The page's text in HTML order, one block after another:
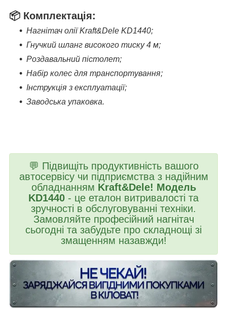
📦 Комплектація:
Нагнітач олії Kraft&Dele KD1440;
Гнучкий шланг високого тиску 4 м;
Роздавальний пістолет;
Набір колес для транспортування;
Інструкція з експлуатації;
Заводська упаковка.
💬 Підвищіть продуктивність вашого
автосервісу чи підприємства з надійним
обладнанням Kraft&Dele! Модель
KD1440 - це еталон витривалості та
зручності в обслуговуванні техніки.
Замовляйте професійний нагнітач
сьогодні та забудьте про складнощі зі
змащенням назавжди!